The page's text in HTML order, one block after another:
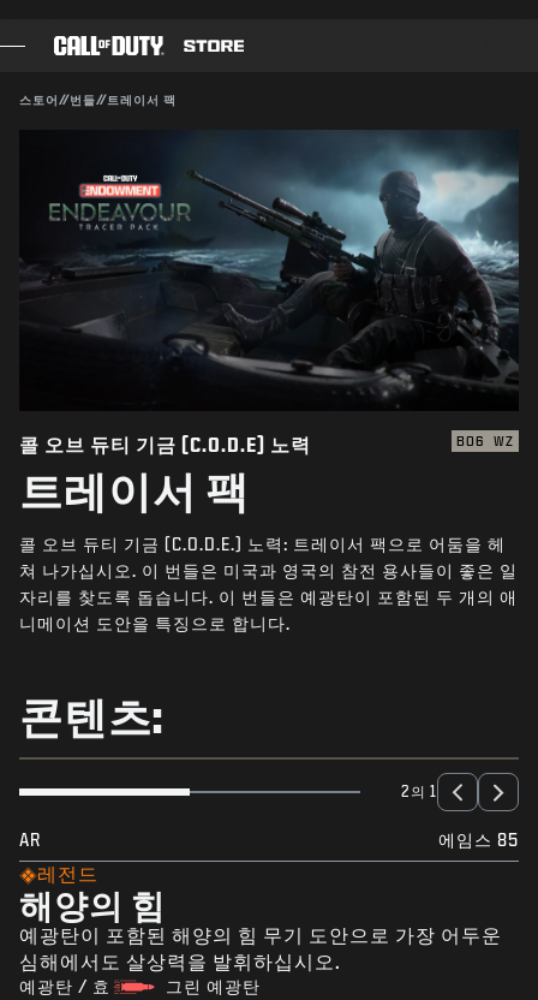
COD 점수
게임
뉴스
STORE
로그인| 가입
스토어//번들//트레이서 팩
호환 가능:
구매 확인
취소
Activision은 이 게임 내 콘텐츠를 언제든 업데이트, 교체,
제거할 수 있습니다.
콜 오브 듀티 기금 (C.O.D.E) 노력 BO6 WZ
트레이서 팩
콜 오브 듀티 기금 (C.O.D.E.) 노력: 트레이서 팩으로 어둠을 헤
쳐 나가십시오. 이 번들은 미국과 영국의 참전 용사들이 좋은 일
자리를 찾도록 돕습니다. 이 번들은 예광탄이 포함된 두 개의 애
니메이션 도안을 특징으로 합니다.
콘텐츠:
2의 1
AR 에임스 85
레전드
해양의 힘
예광탄이 포함된 해양의 힘 무기 도안으로 가장 어두운
심해에서도 살상력을 발휘하십시오.
예광탄 / 효
그린 예광탄